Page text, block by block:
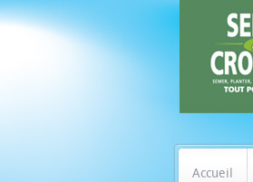
Accueil